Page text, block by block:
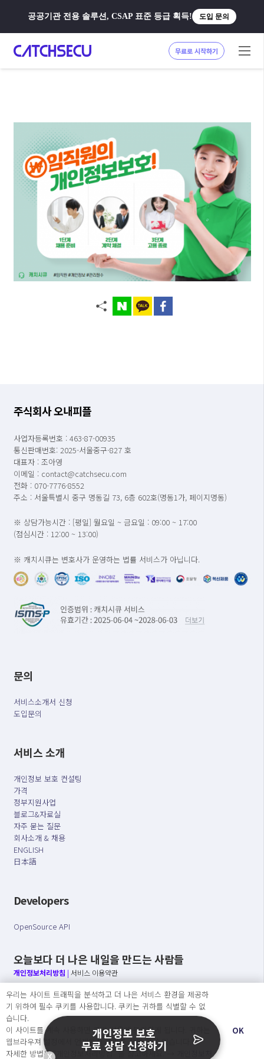
공공기관 전용 솔루션, CSAP 표준 등급 획득! 도입 문의
무료로 시작하기
주식회사 오내피플
사업자등록번호 : 463-87-00935
통신판매번호: 2025-서울중구-827 호
대표자 : 조아영
이메일 : contact@catchsecu.com
전화 : 070-7776-8552
주소 : 서울특별시 중구 명동길 73, 6층 602호(명동1가, 페이지명동)
※ 상담가능시간 : [평일] 월요일 ~ 금요일 : 09:00 ~ 17:00
(점심시간 : 12:00 ~ 13:00)
※ 캐치시큐는 변호사가 운영하는 법률 서비스가 아닙니다.
문의
서비스소개서 신청
도입문의
서비스 소개
개인정보 보호 컨설팅
가격
정부지원사업
블로그&자료실
자주 묻는 질문
회사소개 & 채용
ENGLISH
日本語
Developers
OpenSource API
오늘보다 더 나은 내일을 만드는 사람들
개인정보처리방침 | 서비스 이용약관
○ 개인정보보호 컴플라이언스를 선도하겠습니다.
○ 정보주체의 권리를 보장하겠습니다.
○ 기업의 개인정보보호를 위한 효율적 관리를 보장하겠습니다.
우리는 사이트 트래픽을 분석하고 더 나은 서비스 환경을 제공하
기 위하여 필수 쿠키를 사용합니다. 쿠키는 귀하를 식별할 수 없
습니다.
이 사이트를 계속 사용하면 쿠키 사용에 동의하게 됩니다. 귀하는
웹브라우져 설정에서 언제든지 쿠키를 삭제 할 수있습니다.
자세한 방법은 “개인정보처리방침” 을 참고하세요. →
OK
X
개인정보 보호
무료 상담 신청하기